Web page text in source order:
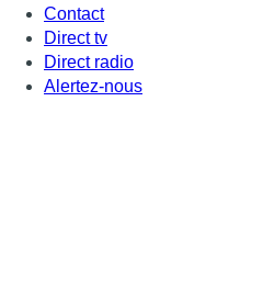
Contact
Direct tv
Direct radio
Alertez-nous